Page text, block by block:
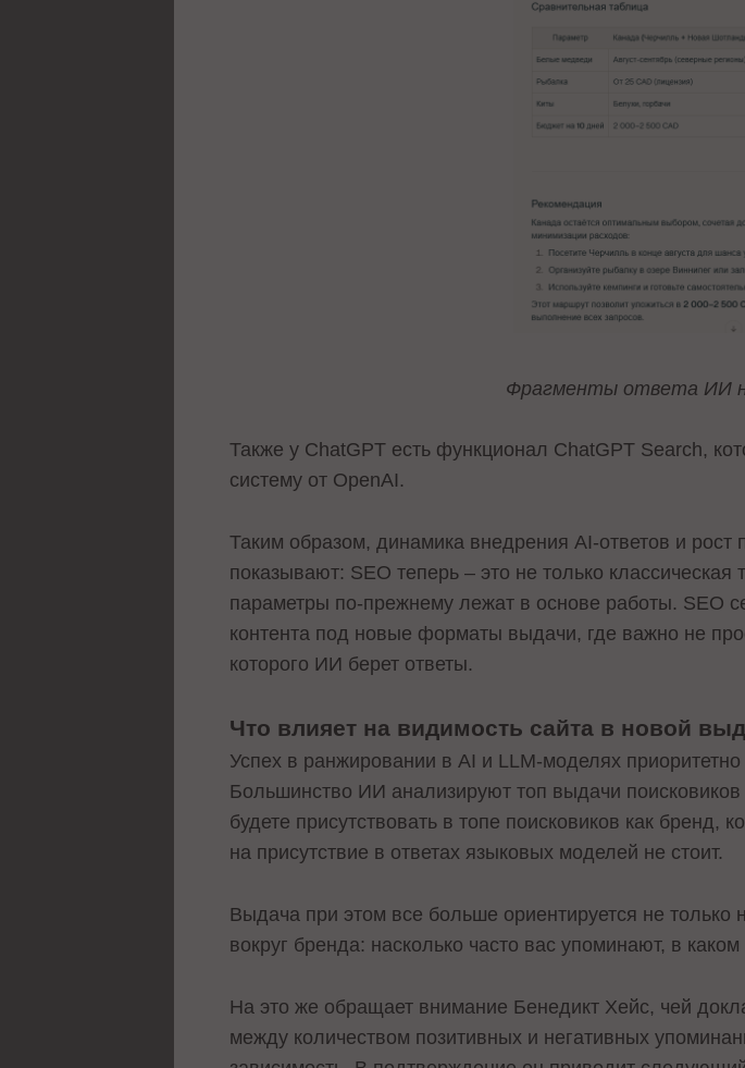
Фрагменты ответа ИИ
Также у ChatGPT есть функционал ChatGPT Search,
систему от OpenAI.
Таким образом, динамика внедрения AI-ответов и рост
показывают: SEO теперь – это не только классическая
параметры по-прежнему лежат в основе работы. SEO
контента под новые форматы выдачи, где важно не
которого ИИ берет ответы.
Что влияет на видимость сайта в новой
Успех в ранжировании в AI и LLM-моделях
Большинство ИИ анализируют топ выдачи
будете присутствовать в топе поисковиков как бренд,
на присутствие в ответах языковых моделей не стоит.
Выдача при этом все больше ориентируется не
вокруг бренда: насколько часто вас упоминают, в
На это же обращает внимание Бенедикт Хейс, чей
между количеством позитивных и негативных